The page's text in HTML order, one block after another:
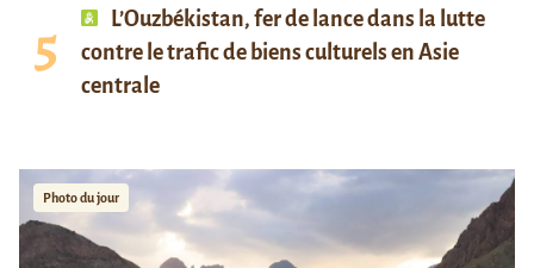
L’Ouzbékistan, fer de lance dans la lutte
contre le trafic de biens culturels en Asie
centrale
Photo du jour